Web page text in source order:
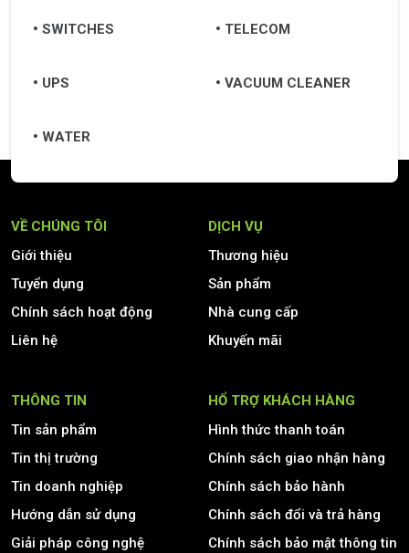
SWITCHES TELECOM
UPS VACUUM CLEANER
WATER
VỀ CHÚNG TÔI
Giới thiệu
Tuyển dụng
Chính sách hoạt động
Liên hệ
DỊCH VỤ
Thương hiệu
Sản phẩm
Nhà cung cấp
Khuyến mãi
THÔNG TIN
Tin sản phẩm
Tin thị trường
Tin doanh nghiệp
Hướng dẫn sử dụng
Giải pháp công nghệ
HỔ TRỢ KHÁCH HÀNG
Hình thức thanh toán
Chính sách giao nhận hàng
Chính sách bảo hành
Chính sách đổi và trả hàng
Chính sách bảo mật thông tin